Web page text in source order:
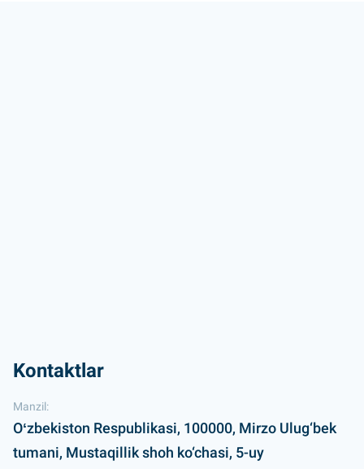
Kontaktlar
Manzil:
Oʻzbekiston Respublikasi, 100000, Mirzo Ulug‘bek
tumani, Mustaqillik shoh ko‘chasi, 5-uy